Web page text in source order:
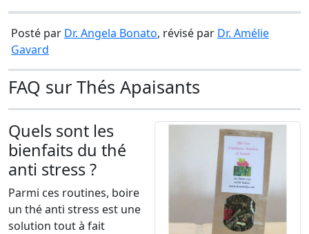
Posté par Dr. Angela Bonato, révisé par Dr. Amélie
Gavard
FAQ sur Thés Apaisants
Quels sont les
bienfaits du thé
anti stress ?
Parmi ces routines, boire
un thé anti stress est une
solution tout à fait